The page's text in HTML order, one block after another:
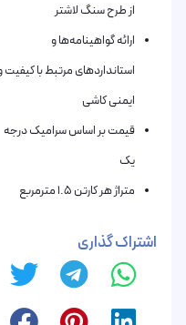
از طرح سنگ لاشتر
ارائه گواهینامه‌ها و
استانداردهای مرتبط با کیفیت و
ایمنی کاشی
قیمت بر اساس سرامیک درجه
یک
متراژ هر کارتن 1.5 مترمربع
اشتراک گذاری